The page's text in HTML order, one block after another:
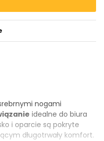
nogami
idealne do biura
i oparcie są pokryte
długotrwały komfort.